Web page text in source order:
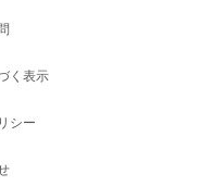
く表示
シー